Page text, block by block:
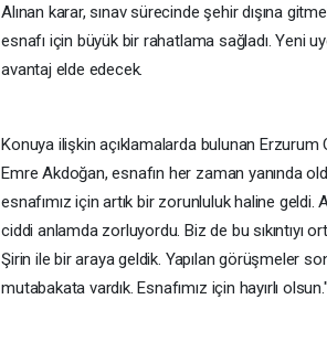
Alınan karar, sınav sürecinde şehir dışına
esnafı için büyük bir rahatlama sağladı. Yeni
avantaj elde edecek.
Konuya ilişkin açıklamalarda bulunan Erzurum
Emre Akdoğan, esnafın her zaman yanında
esnafımız için artık bir zorunluluk haline geldi.
ciddi anlamda zorluyordu. Biz de bu sıkıntıyı
Şirin ile bir araya geldik. Yapılan görüşmeler
mutabakata vardık. Esnafımız için hayırlı olsun."